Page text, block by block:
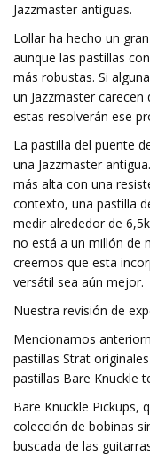
Jazzmaster antiguas.
Lollar ha hecho un
aunque las pastillas
más robustas. Si
un Jazzmaster
estas resolverán ese
La pastilla del puente
una Jazzmaster
más alta con una
contexto, una pastilla
medir alrededor de
no está a un millón de
creemos que esta
versátil sea aún mejor.
Nuestra revisión de
Mencionamos
pastillas Strat
pastillas Bare Knuckle
Bare Knuckle Pickups,
colección de bobinas
buscada de las